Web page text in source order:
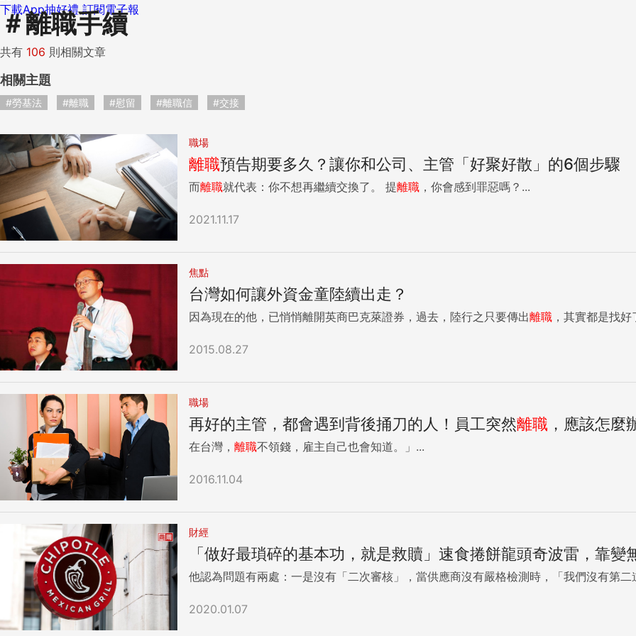
下載App抽好禮 訂閱電子報
＃離職手續
共有 106 則相關文章
相關主題
#勞基法 #離職 #慰留 #離職信 #交接
職場
離職預告期要多久？讓你和公司、主管「好聚好散」的6個步驟
而離職 就代表：你不想再繼續交換了。 提離職 ，你會感到罪惡嗎？...
2021.11.17
焦點
台灣如何讓外資金童陸續出走？
因為現在的他，已悄悄離開英商巴克萊證券，過去，陸行之只要傳出離職 ，其實都是找
2015.08.27
職場
再好的主管，都會遇到背後捅刀的人！員工突然離職 ，應該怎麼
在台灣， 離職不領錢，雇主自己也會知道。」...
2016.11.04
財經
「做好最瑣碎的基本功，就是救贖」速食捲餅龍頭奇波雷，靠變
他認為問題有兩處：一是沒有「二次審核」，當供應商沒有嚴格檢測時，「我們沒有第二
2020.01.07